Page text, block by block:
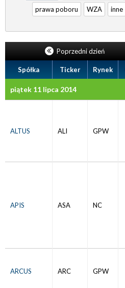
prawa poboru
WZA inne
Poprzedni dzień
Spółka Ticker Rynek
piątek 11 lipca 2014
ALTUS ALI GPW
APIS ASA NC
ARCUS ARC GPW